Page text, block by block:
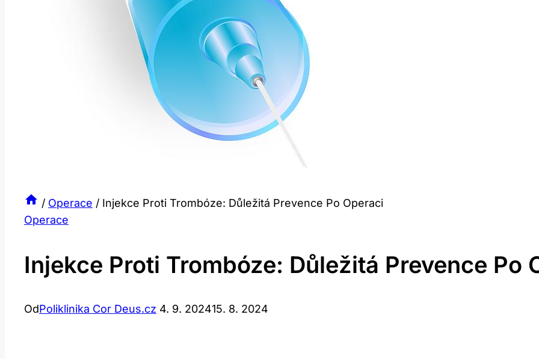
/ Operace / Injekce Proti Trombóze: Důležitá Prevence Po Operaci
Operace
Injekce Proti Trombóze: Důležitá Prevence Po
OdPoliklinika Cor Deus.cz 4. 9. 202415. 8. 2024